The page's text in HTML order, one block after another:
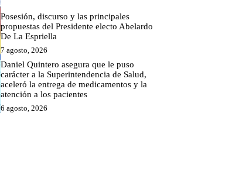
Posesión, discurso y las principales
propuestas del Presidente electo Abelardo
De La Espriella
7 agosto, 2026
Daniel Quintero asegura que le puso
carácter a la Superintendencia de Salud,
aceleró la entrega de medicamentos y la
atención a los pacientes
6 agosto, 2026